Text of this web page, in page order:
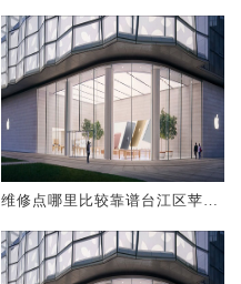
维修点哪里比较靠谱台江区苹果